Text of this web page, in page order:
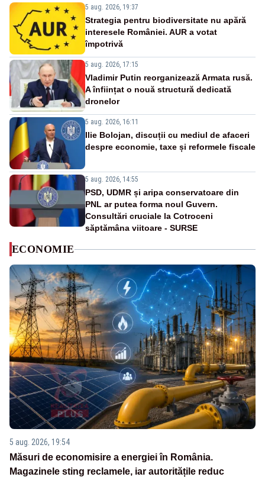
5 aug. 2026, 19:37
Strategia pentru biodiversitate nu apără
interesele României. AUR a votat
împotrivă
5 aug. 2026, 17:15
Vladimir Putin reorganizează Armata rusă.
A înființat o nouă structură dedicată
dronelor
5 aug. 2026, 16:11
Ilie Bolojan, discuții cu mediul de afaceri
despre economie, taxe și reformele fiscale
5 aug. 2026, 14:55
PSD, UDMR și aripa conservatoare din
PNL ar putea forma noul Guvern.
Consultări cruciale la Cotroceni
săptămâna viitoare - SURSE
ECONOMIE
5 aug. 2026, 19:54
Măsuri de economisire a energiei în România.
Magazinele sting reclamele, iar autoritățile reduc